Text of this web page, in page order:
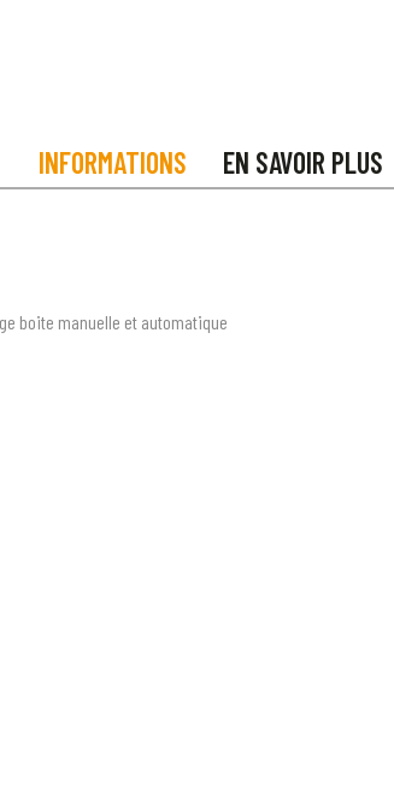
INFORMATIONS EN SAVOIR PLUS
boite manuelle et automatique